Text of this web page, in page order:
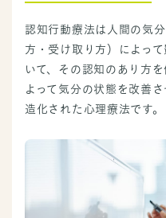
認知行動療法は人間の気
方・受け取り方）によっ
いて、その認知のあり方
よって気分の状態を改善
造化された心理療法​です。